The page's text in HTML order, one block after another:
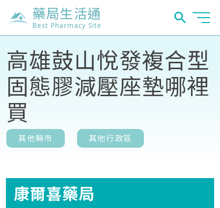
藥局生活通
Best Pharmacy Site
高雄鼓山悅發複合型
固態膠減壓座墊哪裡
買
其他縣市 其他行政區
康爾喜藥局